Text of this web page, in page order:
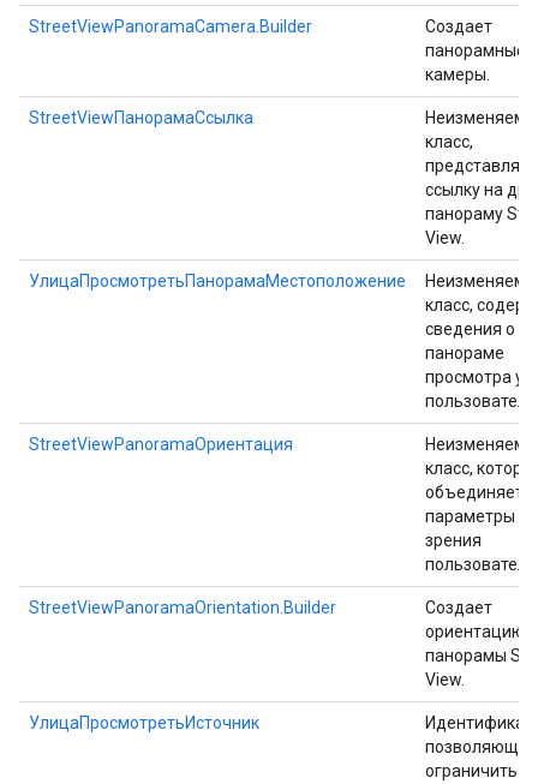
StreetViewPanoramaCamera.Builder
Создает
панорамные
камеры.
StreetViewПанорамаСсылка
класс,
ссылку на
панораму
View.
УлицаПросмотретьПанорамаМестоположение
класс,
сведения о
панораме
просмотра
StreetViewPanoramaОриентация
класс,
объединяет
параметры
зрения
StreetViewPanoramaOrientation.Builder
Создает
ориентацию
панорамы
View.
УлицаПросмотретьИсточник
позволяющие
ограничить